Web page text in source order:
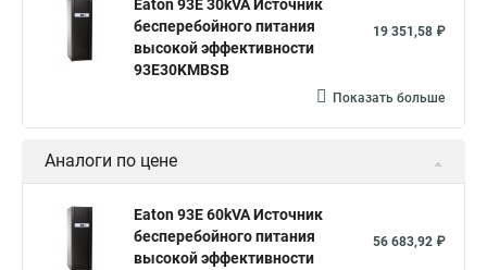
Eaton 93E 30kVA Источник
бесперебойного питания
высокой эффективности
93E30KMBSB
19 351,58 ₽
Показать больше
Аналоги по цене
Eaton 93E 60kVA Источник
бесперебойного питания
высокой эффективности
56 683,92 ₽